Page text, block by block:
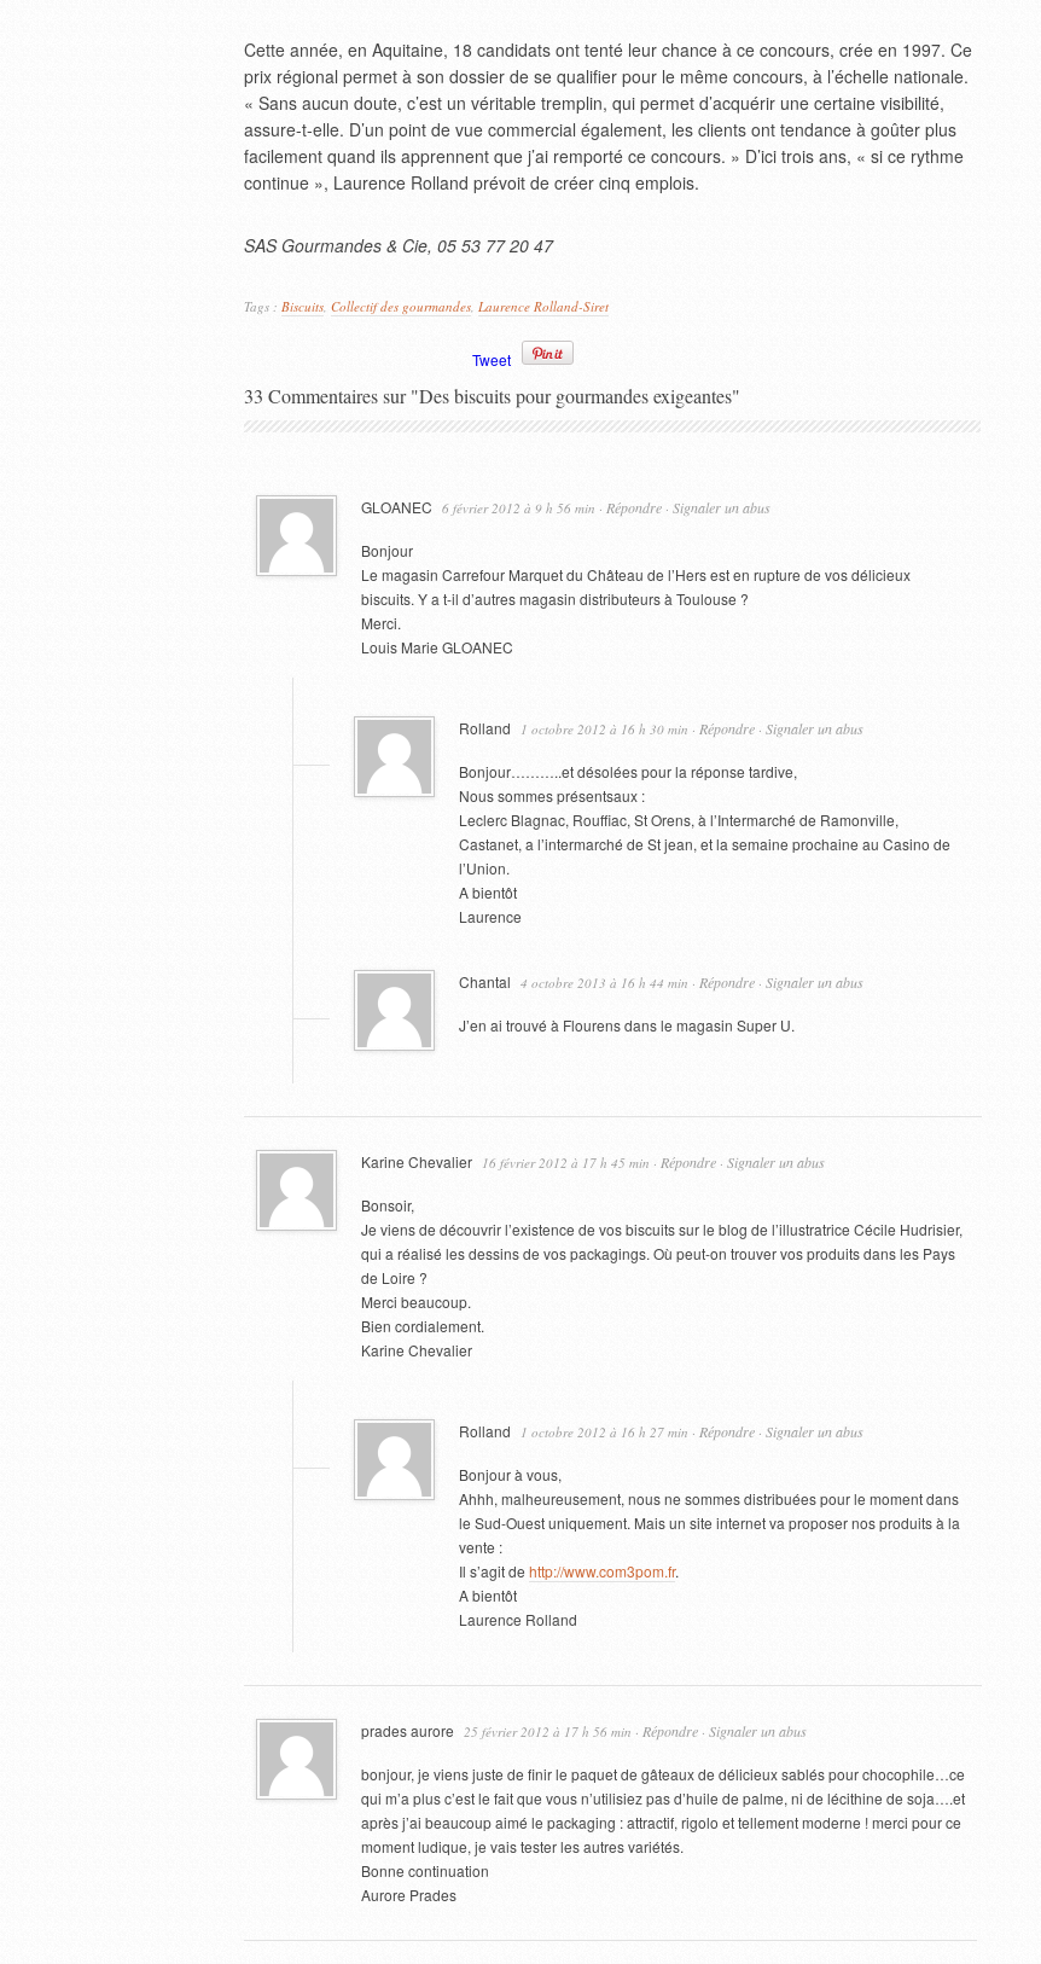
Cette année, en Aquitaine, 18 candidats ont tenté leur chance à ce concours, crée en 1997. Ce
prix régional permet à son dossier de se qualifier pour le même concours, à l’échelle nationale.
« Sans aucun doute, c’est un véritable tremplin, qui permet d’acquérir une certaine visibilité,
assure-t-elle. D’un point de vue commercial également, les clients ont tendance à goûter plus
facilement quand ils apprennent que j’ai remporté ce concours. » D’ici trois ans, « si ce rythme
continue », Laurence Rolland prévoit de créer cinq emplois.
SAS Gourmandes & Cie, 05 53 77 20 47
Tags : Biscuits, Collectif des gourmandes, Laurence Rolland-Siret
Tweet
33 Commentaires sur "Des biscuits pour gourmandes exigeantes"
GLOANEC 6 février 2012 à 9 h 56 min · Répondre · Signaler un abus
Bonjour
Le magasin Carrefour Marquet du Château de l’Hers est en rupture de vos délicieux
biscuits. Y a t-il d’autres magasin distributeurs à Toulouse ?
Merci.
Louis Marie GLOANEC
Rolland 1 octobre 2012 à 16 h 30 min · Répondre · Signaler un abus
Bonjour………..et désolées pour la réponse tardive,
Nous sommes présentsaux :
Leclerc Blagnac, Rouffiac, St Orens, à l’Intermarché de Ramonville,
Castanet, a l’intermarché de St jean, et la semaine prochaine au Casino de
l’Union.
A bientôt
Laurence
Chantal 4 octobre 2013 à 16 h 44 min · Répondre · Signaler un abus
J’en ai trouvé à Flourens dans le magasin Super U.
Karine Chevalier 16 février 2012 à 17 h 45 min · Répondre · Signaler un abus
Bonsoir,
Je viens de découvrir l’existence de vos biscuits sur le blog de l’illustratrice Cécile Hudrisier,
qui a réalisé les dessins de vos packagings. Où peut-on trouver vos produits dans les Pays
de Loire ?
Merci beaucoup.
Bien cordialement.
Karine Chevalier
Rolland 1 octobre 2012 à 16 h 27 min · Répondre · Signaler un abus
Bonjour à vous,
Ahhh, malheureusement, nous ne sommes distribuées pour le moment dans
le Sud-Ouest uniquement. Mais un site internet va proposer nos produits à la
vente :
Il s’agit de http://www.com3pom.fr.
A bientôt
Laurence Rolland
prades aurore 25 février 2012 à 17 h 56 min · Répondre · Signaler un abus
bonjour, je viens juste de finir le paquet de gâteaux de délicieux sablés pour chocophile…ce
qui m’a plus c’est le fait que vous n’utilisiez pas d’huile de palme, ni de lécithine de soja….et
après j’ai beaucoup aimé le packaging : attractif, rigolo et tellement moderne ! merci pour ce
moment ludique, je vais tester les autres variétés.
Bonne continuation
Aurore Prades